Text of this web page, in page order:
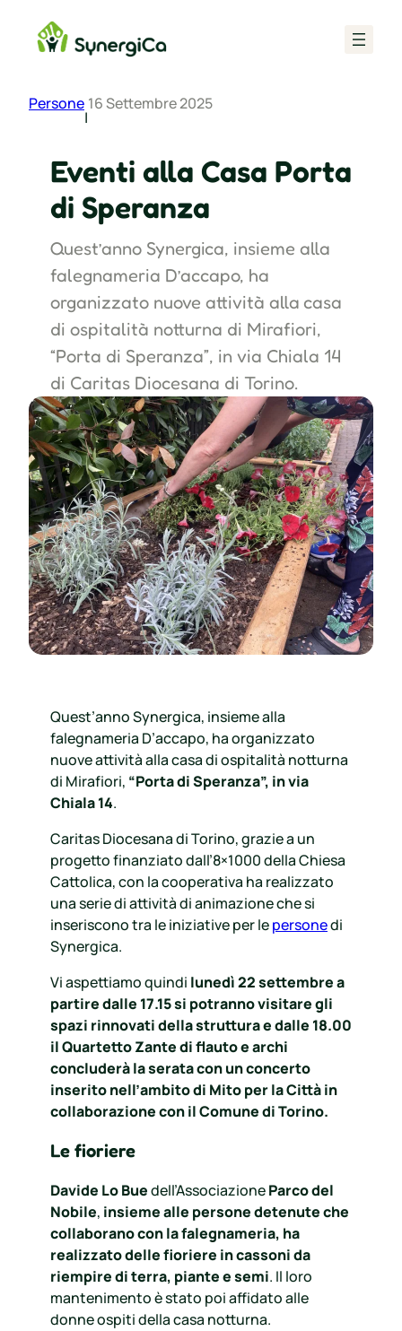
Persone
|
16 Settembre 2025
Eventi alla Casa Porta
di Speranza
Quest’anno Synergica, insieme alla
falegnameria D’accapo, ha
organizzato nuove attività alla casa
di ospitalità notturna di Mirafiori,
“Porta di Speranza”, in via Chiala 14
di Caritas Diocesana di Torino.
Quest’anno Synergica, insieme alla
falegnameria D’accapo, ha organizzato
nuove attività alla casa di ospitalità notturna
di Mirafiori, “Porta di Speranza”, in via
Chiala 14.
Caritas Diocesana di Torino, grazie a un
progetto finanziato dall’8×1000 della Chiesa
Cattolica, con la cooperativa ha realizzato
una serie di attività di animazione che si
inseriscono tra le iniziative per lepersonedi
Synergica.
Vi aspettiamo quindi lunedì 22 settembre a
partire dalle 17.15 si potranno visitare gli
spazi rinnovati della struttura e dalle 18.00
il Quartetto Zante di flauto e archi
concluderà la serata con un concerto
inserito nell’ambito di Mito per la Città in
collaborazione con il Comune di Torino.
Le fioriere
Davide Lo Buedell’AssociazioneParco del
Nobile, insieme alle persone detenute che
collaborano con la falegnameria, ha
realizzato delle fioriere in cassoni da
riempire di terra, piante e semi. Il loro
mantenimento è stato poi affidato alle
donne ospiti della casa notturna.